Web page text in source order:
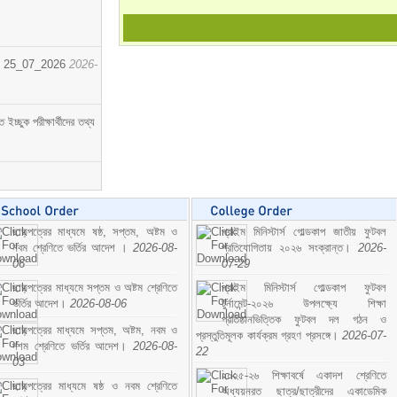
25_07_2026 2026-
পরীক্ষার্থীদের তথ্য
ছাড়পত্রের মাধ্যমে ষষ্ঠ, সপ্তম, অষ্টম ও
নবম শ্রেণিতে ভর্তির আদেশ । 2026-08-
06
ছাড়পত্রের মাধ্যমে সপ্তম ও অষ্টম শ্রেণিতে
ভর্তির আদেশ। 2026-08-06
ছাড়পত্রের মাধ্যমে সপ্তম, অষ্টম, নবম ও
দশম শ্রেণিতে ভর্তির আদেশ। 2026-08-
03
ছাড়পত্রের মাধ্যমে ষষ্ঠ ও নবম শ্রেণিতে
প্রাইম মিনিস্টার্স গোল্ডকাপ জাতীয় ফুটবল
প্রতিযোগিতায় ২০২৬ সংক্রান্ত। 2026-
07-29
প্রাইম মিনিস্টার্স গোল্ডকাপ ফুটবল
টুর্নামেন্ট-২০২৬ উপলক্ষ্যে শিক্ষা
প্রতিষ্ঠানভিত্তিক ফুটবল দল গঠন ও
প্রস্তুতিমূলক কার্যক্রম গ্রহণ প্রসঙ্গে। 2026-07-
22
২০২৫-২৬ শিক্ষাবর্ষে একাদশ শ্রেণিতে
অধ্যয়নরত ছাত্র/ছাত্রীদের একাডেমিক